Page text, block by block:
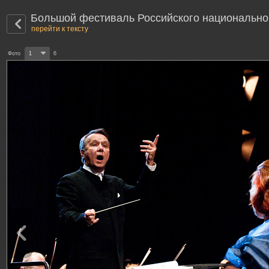
Большой фестиваль Российского
перейти к тексту
Фото 1 6